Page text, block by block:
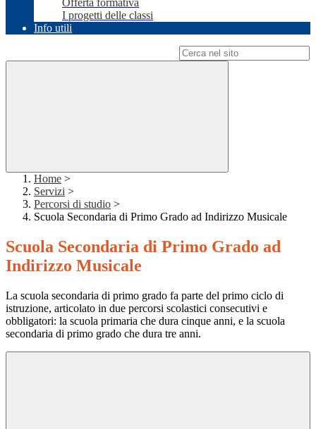
Offerta formativa
I progetti delle classi
Info utili
Home >
Servizi >
Percorsi di studio >
Scuola Secondaria di Primo Grado ad Indirizzo Musicale
Scuola Secondaria di Primo Grado ad
Indirizzo Musicale
La scuola secondaria di primo grado fa parte del primo ciclo di
istruzione, articolato in due percorsi scolastici consecutivi e
obbligatori: la scuola primaria che dura cinque anni, e la scuola
secondaria di primo grado che dura tre anni.